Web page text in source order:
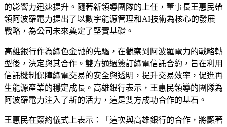
的影響力迅速提升。隨著新領導團隊的上任，董事長王惠民帶
領阿波羅電力提出了以數字能源管理和AI技術為核心的發展
戰略，為公司未來奠定了堅實基礎。
高雄銀行作為綠色金融的先驅，在觀察到阿波羅電力的戰略轉
型後，決定與其合作。雙方通過簽訂綠電信託合約，旨在利用
信託機制保障綠電交易的安全與透明，提升交易效率，促進再
生能源產業的穩定成長。高雄銀行表示，王惠民領導的團隊為
阿波羅電力注入了新的活力，這是雙方成功合作的基石。
王惠民在簽約儀式上表示：「這次與高雄銀行的合作，將顯著